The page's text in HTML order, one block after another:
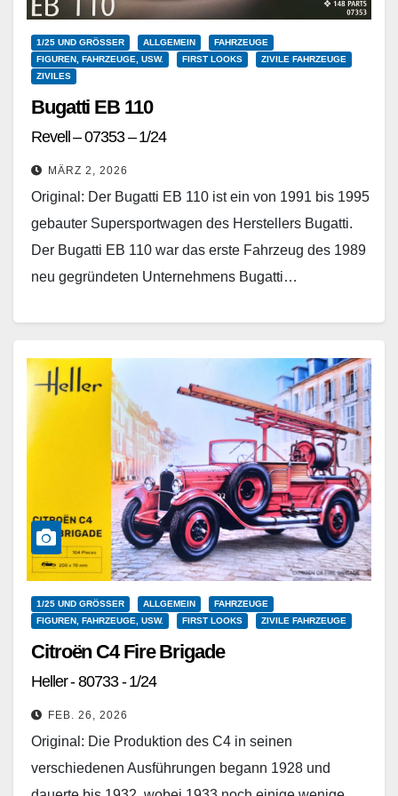
1/25 UND GRÖSSER ALLGEMEIN
FAHRZEUGE
FIGUREN, FAHRZEUGE, USW.
FIRST LOOKS
ZIVILE FAHRZEUGE
ZIVILES
Bugatti EB 110
Revell – 07353 – 1/24
MÄRZ 2, 2026
Original: Der Bugatti EB 110 ist ein von 1991 bis 1995
gebauter Supersportwagen des Herstellers Bugatti.
Der Bugatti EB 110 war das erste Fahrzeug des 1989
neu gegründeten Unternehmens Bugatti…
1/25 UND GRÖSSER ALLGEMEIN
FAHRZEUGE
FIGUREN, FAHRZEUGE, USW.
FIRST LOOKS ZIVILE FAHRZEUGE
Citroën C4 Fire Brigade
Heller - 80733 - 1/24
FEB. 26, 2026
Original: Die Produktion des C4 in seinen
verschiedenen Ausführungen begann 1928 und